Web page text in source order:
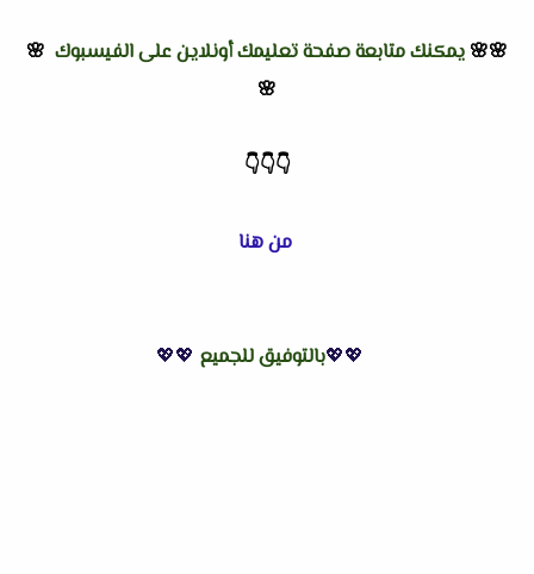
🌸🌸 يمكنك متابعة صفحة تعليمك أونلاين على الفيسبوك 🌸
🌸
👇
👇
👇
من هنا
💖💖بالتوفيق للجميع 💖💖